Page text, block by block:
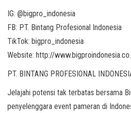
IG: @bigpro_indonesia
FB: PT. Bintang Profesional Indonesia
TikTok: bigpro_indonesia
Website: http://
PT. BINTANG PROFESIONAL
Jelajahi potensi tak terbatas bersama
penyelenggara event pameran di